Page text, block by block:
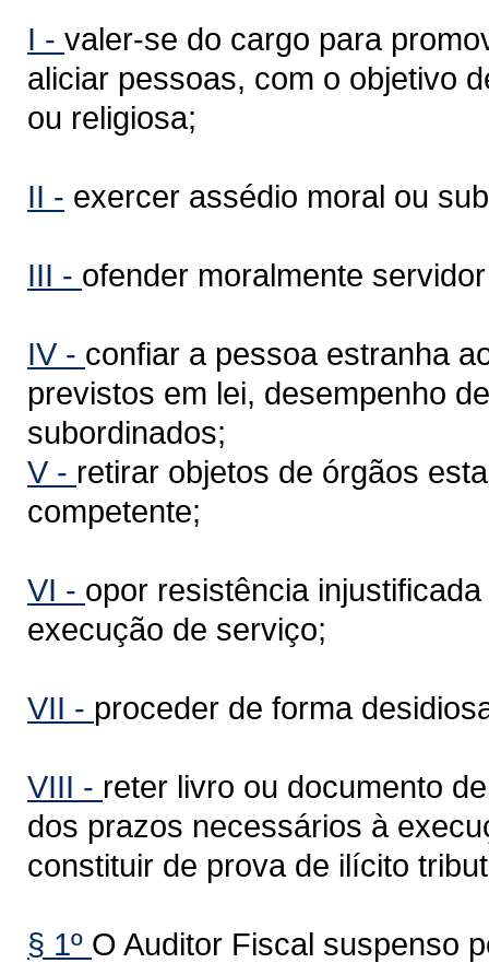
I - valer-se do cargo para
aliciar pessoas, com o objetivo
ou religiosa;
II - exercer assédio moral ou
III - ofender moralmente
IV - confiar a pessoa estranha
previstos em lei, desempenho
subordinados;
V - retirar objetos de órgãos
competente;
VI - opor resistência
execução de serviço;
VII - proceder de forma
VIII - reter livro ou documento
dos prazos necessários à
constituir de prova de ilícito
§ 1º O Auditor Fiscal suspenso